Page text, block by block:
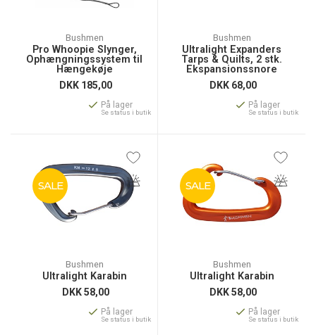
Bushmen
Pro Whoopie Slynger,
Ophængningssystem til
Hængekøje
DKK 185,00
På lager
Se status i butik
Bushmen
Ultralight Expanders
Tarps & Quilts, 2 stk.
Ekspansionssnore
DKK 68,00
På lager
Se status i butik
SALE
Bushmen
Ultralight Karabin
DKK58,00
På lager
Se status i butik
SALE
Bushmen
Ultralight Karabin
DKK58,00
På lager
Se status i butik